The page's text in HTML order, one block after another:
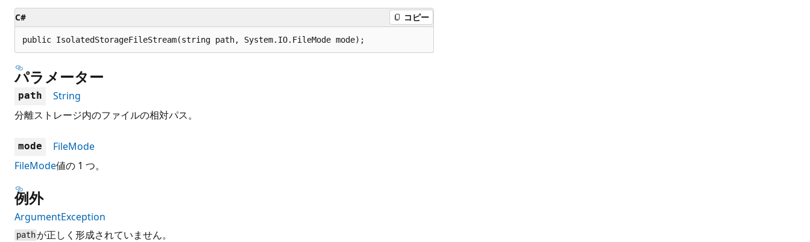
C# コピー
public IsolatedStorageFileStream(string path, System.IO.FileMode mode);
パラメーター
path
String
分離ストレージ内のファイルの相対パス。
mode
FileMode
FileMode値の 1 つ。
例外
ArgumentException
path が正しく形成されていません。